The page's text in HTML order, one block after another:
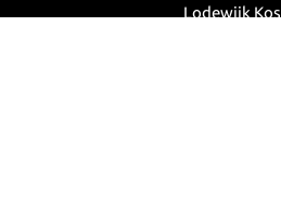
Lodewijk